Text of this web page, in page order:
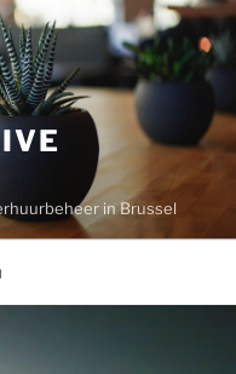
in Brussel